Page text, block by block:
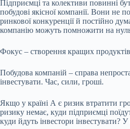
Підприємці та колективи повинні
побудові якісної компанії. Вони не
ринкової конкуренції й постійно
компанію можуть помножити на
Фокус – створення кращих продуктів
Побудова компаній – справа
інвестувати. Час, сили, гроші.
Якщо у країні А є ризик втратити
ризику немає, куди підприємці
куди йдуть інвестори інвестувати? У